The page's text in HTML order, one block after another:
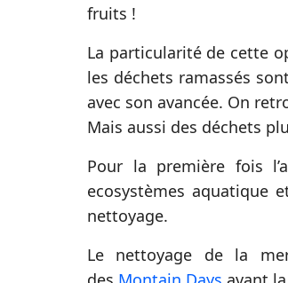
fruits !
La particularité de cette
les déchets ramassés
avec son avancée. On
Mais aussi des déchets
Pour la première fois
ecosystèmes aquatique
nettoyage.
Le nettoyage de la